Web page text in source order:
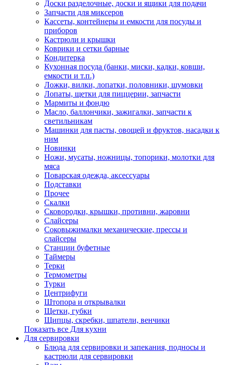
Доски разделочные, доски и ящики для подачи
Запчасти для миксеров
Кассеты, контейнеры и емкости для посуды и
приборов
Кастрюли и крышки
Коврики и сетки барные
Кондитерка
Кухонная посуда (банки, миски, кадки, ковши,
емкости и т.п.)
Ложки, вилки, лопатки, половники, шумовки
Лопаты, щетки для пиццерии, запчасти
Мармиты и фондю
Масло, баллончики, зажигалки, запчасти к
светильникам
Машинки для пасты, овощей и фруктов, насадки к
ним
Новинки
Ножи, мусаты, ножницы, топорики, молотки для
мяса
Поварская одежда, аксессуары
Подставки
Прочее
Скалки
Сковородки, крышки, противни, жаровни
Слайсеры
Соковыжималки механические, прессы и
слайсеры
Станции буфетные
Таймеры
Терки
Термометры
Турки
Центрифуги
Штопора и открывалки
Щетки, губки
Щипцы, скребки, шпатели, венчики
Показать все Для кухни
Для сервировки
Блюда для сервировки и запекания, подносы и
кастрюли для сервировки